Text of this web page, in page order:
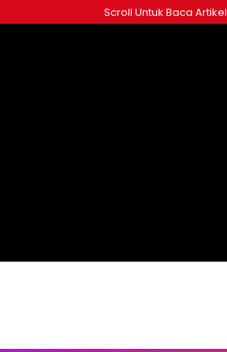
ke
Scroll Untuk Baca Artikel